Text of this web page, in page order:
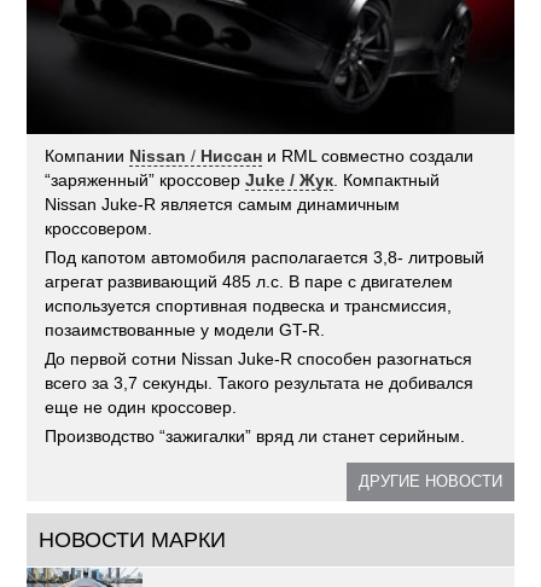
Компании Nissan / Ниссан и RML совместно создали
“заряженный” кроссоверJuke / Жук . Компактный
Nissan Juke-R является самым динамичным
кроссовером.
Под капотом автомобиля располагается 3,8- литровый
агрегат развивающий 485 л.с. В паре с двигателем
используется спортивная подвеска и трансмиссия,
позаимствованные у модели GT-R.
До первой сотни Nissan Juke-R способен разогнаться
всего за 3,7 секунды. Такого результата не добивался
еще не один кроссовер.
Производство “зажигалки” вряд ли станет серийным.
ДРУГИЕ НОВОСТИ
НОВОСТИ МАРКИ